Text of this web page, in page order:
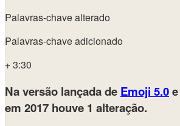
Palavras-chave alterado
Palavras-chave adicionado
+ 3:30
Na versão lançada de Emoji 5.0e
em 2017 houve 1 alteração.